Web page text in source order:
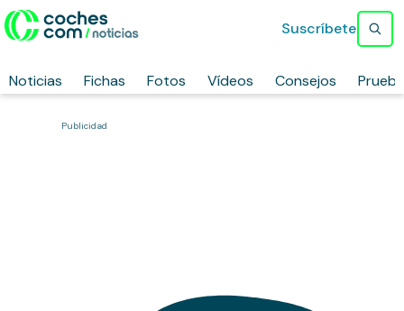
Noticias Fichas Fotos Vídeos Consejos
Suscríbete
Publicidad